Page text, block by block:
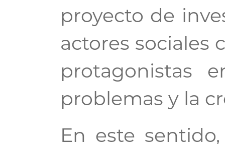
proyecto de
actores sociales
protagonistas
problemas y la
En este